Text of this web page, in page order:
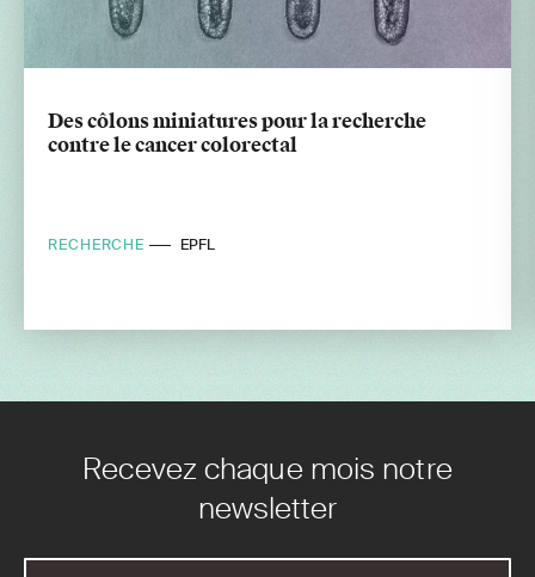
Des côlons miniatures pour la recherche
contre le cancer colorectal
RECHERCHE EPFL
Recevez chaque mois notre
newsletter